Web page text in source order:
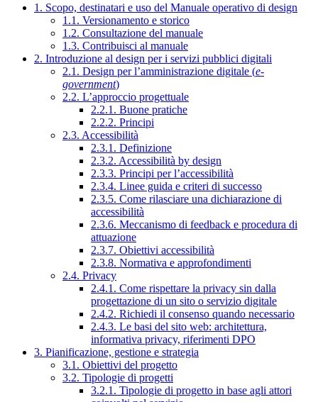
1. Scopo, destinatari e uso del Manuale operativo di design
1.1. Versionamento e storico
1.2. Consultazione del manuale
1.3. Contribuisci al manuale
2. Introduzione al design per i servizi pubblici digitali
2.1. Design per l’amministrazione digitale (e-
government)
2.2. L’approccio progettuale
2.2.1. Buone pratiche
2.2.2. Principi
2.3. Accessibilità
2.3.1. Definizione
2.3.2. Accessibilità by design
2.3.3. Principi per l’accessibilità
2.3.4. Linee guida e criteri di successo
2.3.5. Come rilasciare una dichiarazione di
accessibilità
2.3.6. Meccanismo di feedback e procedura di
attuazione
2.3.7. Obiettivi accessibilità
2.3.8. Normativa e approfondimenti
2.4. Privacy
2.4.1. Come rispettare la privacy sin dalla
progettazione di un sito o servizio digitale
2.4.2. Richiedi il consenso quando necessario
2.4.3. Le basi del sito web: architettura,
informativa privacy, riferimenti DPO
3. Pianificazione, gestione e strategia
3.1. Obiettivi del progetto
3.2. Tipologie di progetti
3.2.1. Tipologie di progetto in base agli attori